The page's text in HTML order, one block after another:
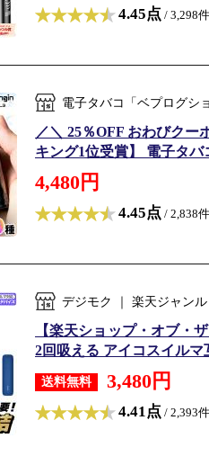
4.45点 / 3,298件
電子タバコ「ベプログシ
／＼ 25％OFF おわびクー
キング1位受賞】 電子タ
4,480円
4.45点 / 2,838件
デジモク ｜ 楽天ジャン
【楽天ショップ・オブ・
2回吸える アイコスイル
送料無料 3,480円
4.41点 / 2,393件